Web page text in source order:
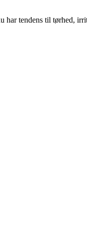
har tendens til tørhed,